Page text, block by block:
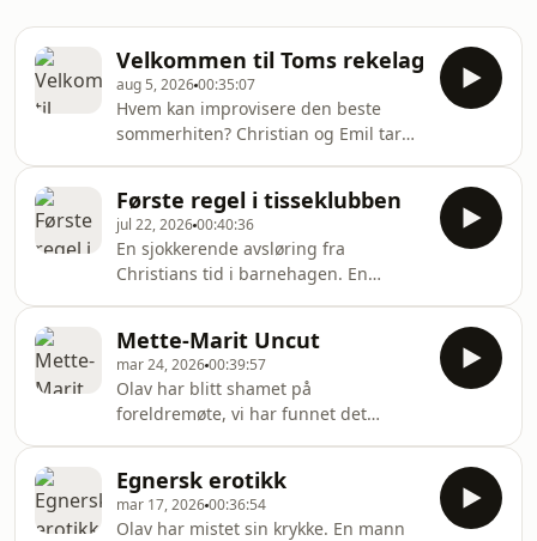
Velkommen til Toms rekelag
aug 5, 202600:35:07
Hvem kan improvisere den beste
sommerhiten? Christian og Emil tar
Hør episoden i appen NRK Radio
Første regel i tisseklubben
jul 22, 202600:40:36
En sjokkerende avsløring fra
Christians tid i barnehagen. En
appen NRK Radio
Mette-Marit Uncut
mar 24, 202600:39:57
Olav har blitt shamet på
foreldremøte, vi har funnet det
frokostblanding er klar for alt . Hør
episoden i appen NRK Radio
Egnersk erotikk
mar 17, 202600:36:54
Olav har mistet sin krykke. En mann